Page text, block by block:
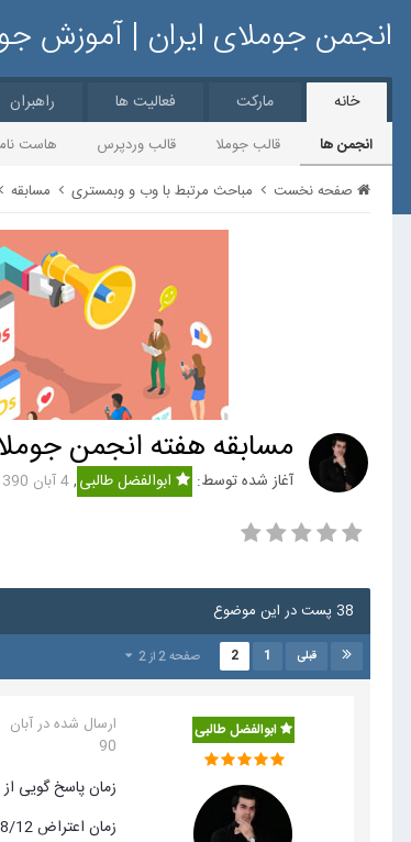
انجمن جوملای ایران | آموزش
خانه
انجمن ها قالب جوملا قالب وردپرس هاست
مارکت فعالیت ها راهبران
صفحه نخست مباحث مرتبط با وب و وبمستری مسابقه
مسابقه هفته انجمن
آغاز شده توسط: ابوالفضل طالبی,4 آبان 1390
38 پست در این موضوع
قبلی 1
2 صفحه 2 از 2
ابوالفضل طالبی ارسال شده درآبان
90
زمان پاسخ گویی از تاریخ 1390/8/4 لغایت
زمان اعتراض 1390/8/12(ساعت 1) لغایت 1390/8/12(ساعت 24)